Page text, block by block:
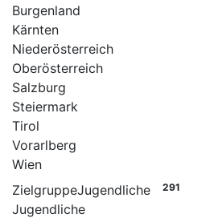
Burgenland
Kärnten
Niederösterreich
Oberösterreich
Salzburg
Steiermark
Tirol
Vorarlberg
Wien
ZielgruppeJugendliche 291
Jugendliche